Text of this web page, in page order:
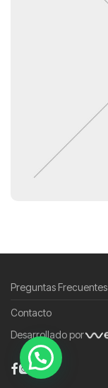
Preguntas Frecuentes
Contacto
Desarrollado por